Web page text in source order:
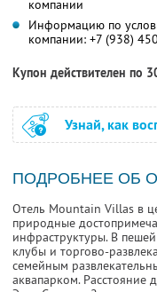
компании
Информацию по
компании: +7 (938)
Купон действителен по
Узнай, как
ПОДРОБНЕЕ ОБ
Отель Mountain Villas в
природные
инфраструктуры. В
клубы и торгово-
семейным
аквапарком. Расстояние